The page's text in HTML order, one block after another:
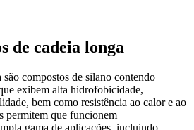
de cadeia longa
compostos de silano contendo
exibem alta hidrofobicidade,
bem como resistência ao calor e ao
permitem que funcionem
gama de aplicações, incluindo